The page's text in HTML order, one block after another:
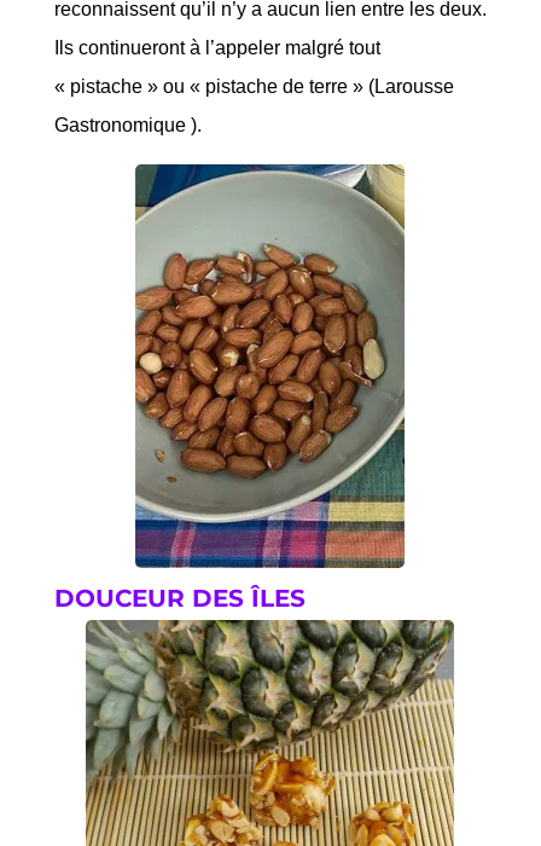
reconnaissent qu’il n’y a aucun lien entre les deux.
Ils continueront à l’appeler malgré tout
« pistache » ou « pistache de terre » (Larousse
Gastronomique ).
DOUCEUR DES ÎLES